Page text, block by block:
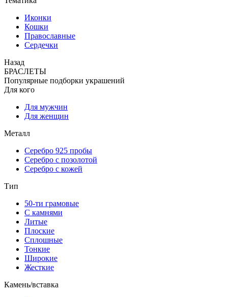
Иконки
Кошки
Православные
Сердечки
Назад
БРАСЛЕТЫ
Популярные подборки украшений
Для кого
Для мужчин
Для женщин
Металл
Серебро 925 пробы
Серебро с позолотой
Серебро с кожей
Тип
50-ти грамовые
С камнями
Литые
Плоские
Сплошные
Тонкие
Широкие
Жесткие
Камень/вставка